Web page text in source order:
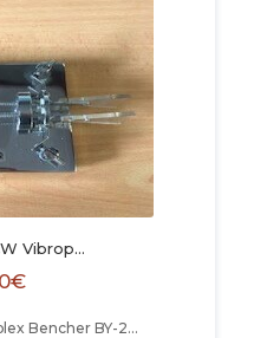
Vibrop…
€
Bencher BY-2…